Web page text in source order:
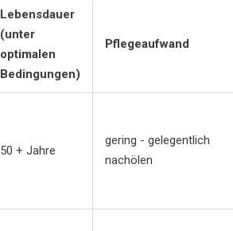
Lebensdauer
(unter
optimalen
Bedingungen)
Pflegeaufwand
50 + Jahre
gering - gelegentlich
nachölen